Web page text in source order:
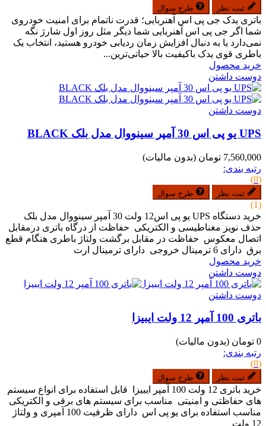
ثبت نظر طرح سوال
باتری یدک جی پی اس آهنربایی؛ قدرت ناتمام برای امنیت خودروی
شما اگر جی پی اس آهنربایی شما دیگر مثل روز اول شارژ نگه
نمی‌دارد یا به دنبال افزایش زمان ردیابی خودرو هستید، انتخاب یک
باطری قوی یدک باکیفیت بالا حیاتی‌ترین...
خرید محصول
دوست داشتن
دوست داشتن
UPS یو پی اس 30 آمپر سینووال مدل بلک BLACK
7,560,000 تومان
(بدون مالیات)
رتبه بندی:
(0)
ثبت نظر طرح سوال
(1)
خرید دستگاه UPS یو پی اس12 ولت 30 آمپر سینووال مدل بلک
حذف نویز مغناطیسی و الکتریکی حفاظت از درگاه باتری درمقابل
اتصال معکوس حفاظت در مقابل برگشت ولتاژ باطری هنگام قطع
برق دارای 6 ترمینال خروجی دارای ترمینال ارت
خرید محصول
دوست داشتن
دوست داشتن
باتری 100 آمپر 12 ولت ایبیزا
0 تومان
(بدون مالیات)
رتبه بندی:
(0)
ثبت نظر طرح سوال
خرید باتری 12 ولت 100 آمپر ایبیزا قابل استفاده برای انواع سیستم
های حفاظتی و امنیتی مناسب برای سیستم های برقی و الکتریکی
مناسب استفاده برای یو پی اس دارای ظرفیت 100 آمپری و ولتاژ
12 ولت